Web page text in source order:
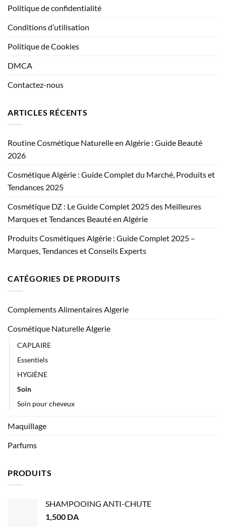
Politique de confidentialité
Conditions d’utilisation
Politique de Cookies
DMCA
Contactez-nous
ARTICLES RÉCENTS
Routine Cosmétique Naturelle en Algérie : Guide Beauté
2026
Cosmétique Algérie : Guide Complet du Marché, Produits et
Tendances 2025
Cosmétique DZ : Le Guide Complet 2025 des Meilleures
Marques et Tendances Beauté en Algérie
Produits Cosmétiques Algérie : Guide Complet 2025 –
Marques, Tendances et Conseils Experts
CATÉGORIES DE PRODUITS
Complements Alimentaires Algerie
Cosmétique Naturelle Algerie
CAPLAIRE
Essentiels
HYGIÈNE
Soin
Soin pour cheveux
Maquillage
Parfums
PRODUITS
SHAMPOOING ANTI-CHUTE
1,500 DA